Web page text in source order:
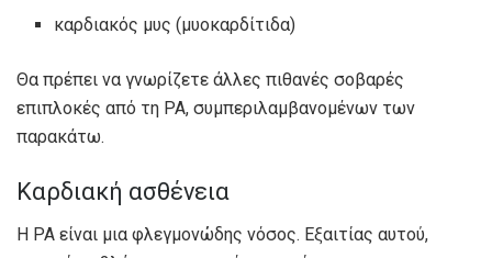
καρδιακός μυς (μυοκαρδίτιδα)
Θα πρέπει να γνωρίζετε άλλες πιθανές σοβαρές
επιπλοκές από τη ΡΑ, συμπεριλαμβανομένων των
παρακάτω.
Καρδιακή ασθένεια
Η ΡΑ είναι μια φλεγμονώδης νόσος. Εξαιτίας αυτού,